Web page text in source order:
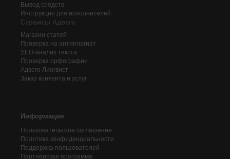
Вывод средств
Инструкции для исполнителей
Сервисы Адвего
Магазин статей
Проверка на антиплагиат
SEO-анализ текста
Проверка орфографии
Адвего Лингвист
Заказ контента и услуг
Информация
Пользовательское соглашение
Политика конфиденциальности
Поддержка пользователей
Партнерская программа